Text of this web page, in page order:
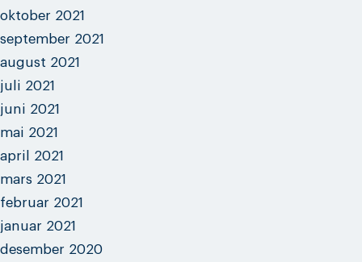
oktober 2021
september 2021
august 2021
juli 2021
juni 2021
mai 2021
april 2021
mars 2021
februar 2021
januar 2021
desember 2020